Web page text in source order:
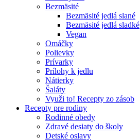
Bezmäsité
Bezmäsité jedlá slané
Bezmäsité jedlá sladké
Vegan
Omáčky
Polievky
Prívarky
Prílohy k jedlu
Nátierky
Šaláty
Využi to! Recepty zo zásob
Recepty pre rodiny
Rodinné obedy
Zdravé desiaty do školy
Detské oslavy